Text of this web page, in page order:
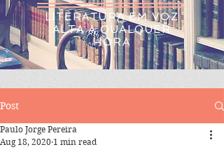
LITERATURA EM VOZ
ALTA A QUALQUER
HORA
Post
Paulo Jorge Pereira
Aug 18, 2020 1 min read